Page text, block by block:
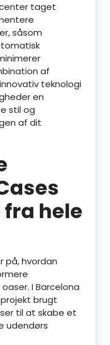
taget
såsom
af
teknologi
en
stil og
af dit
hele
på, hvordan
I Barcelona
brugt
til at skabe et
udendørs